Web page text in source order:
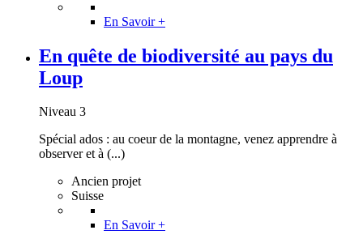
En Savoir +
En quête de biodiversité au pays du
Loup
Niveau 3
Spécial ados : au coeur de la montagne, venez apprendre à
observer et à (...)
Ancien projet
Suisse
En Savoir +